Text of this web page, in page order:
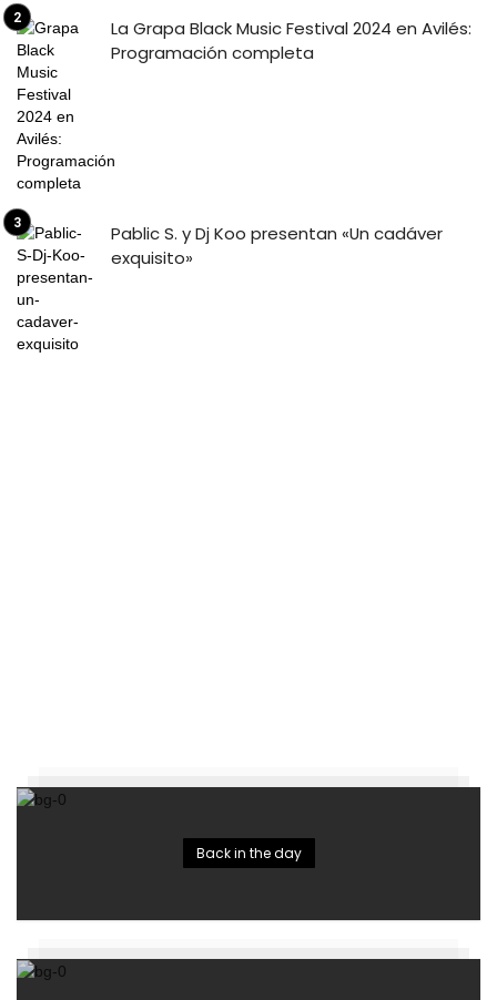
La Grapa Black Music Festival 2024 en Avilés:
Programación completa
Pablic S. y Dj Koo presentan «Un cadáver
exquisito»
Back in the day